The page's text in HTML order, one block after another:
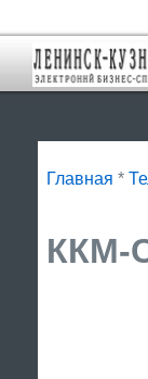
Главная *
ККМ-